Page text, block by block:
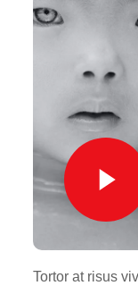
Tortor at risus